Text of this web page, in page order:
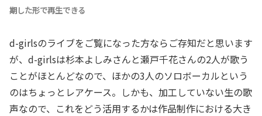
期した形で再生できる
d-girlsのライブをご覧になった方ならご存知だと思います
が、d-girlsは杉本よしみさんと瀬戸千花さんの2人が歌う
ことがほとんどなので、ほかの3人のソロボーカルという
のはちょっとレアケース。しかも、加工していない生の歌
声なので、これをどう活用するかは作品制作における大き